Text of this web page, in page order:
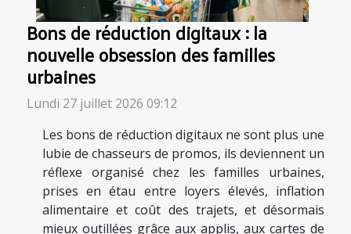
Bons de réduction digitaux : la
nouvelle obsession des familles
urbaines
Lundi 27 juillet 2026 09:12
Les bons de réduction digitaux ne sont plus une
lubie de chasseurs de promos, ils deviennent un
réflexe organisé chez les familles urbaines,
prises en étau entre loyers élevés, inflation
alimentaire et coût des trajets, et désormais
mieux outillées grâce aux applis, aux cartes de